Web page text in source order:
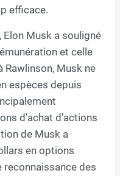
efficace.
Musk a souligné
et celle
Rawlinson, Musk ne
espèces depuis
d’achat d’actions
de Musk a
en options
reconnaissance des